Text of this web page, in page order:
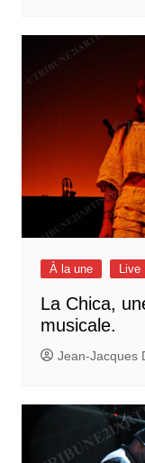
À la une Live
La Chica,
musicale.
Jean-Jacques